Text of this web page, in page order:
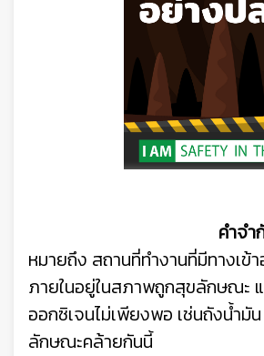
คำจ
หมายถึง สถานที่ทำงานที่มีทางเข้
ภายในอยู่ในสภาพถูกสุขลักษณะ
ออกซิเจนไม่เพียงพอ เช่นถังน้ำมั
ลักษณะคล้ายกันนี้